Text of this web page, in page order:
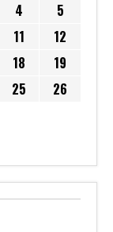
4
5
11
12
18
19
25
26